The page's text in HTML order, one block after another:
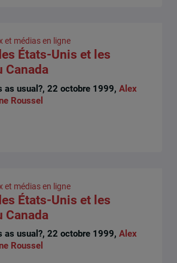
et médias en ligne
États-Unis et les
Canada
as usual?, 22 octobre 1999,Alex
Roussel
et médias en ligne
États-Unis et les
Canada
as usual?, 22 octobre 1999,Alex
Roussel